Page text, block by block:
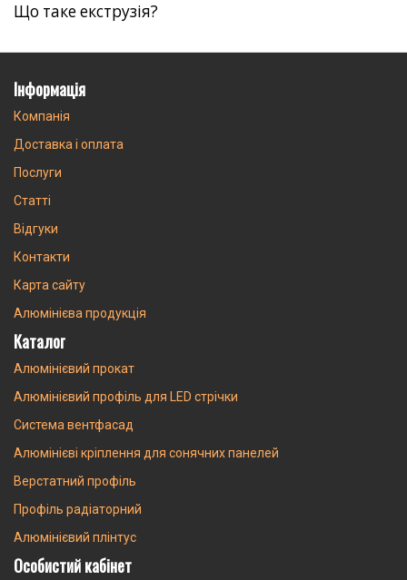
Що таке екструзія?
Інформація
Компанія
Доставка і оплата
Послуги
Статті
Відгуки
Контакти
Карта сайту
Алюмінієва продукція
Каталог
Алюмінієвий прокат
Алюмінієвий профіль для LED стрічки
Система вентфасад
Алюмінієві кріплення для сонячних панелей
Верстатний профіль
Профіль радіаторний
Алюмінієвий плінтус
Особистий кабінет